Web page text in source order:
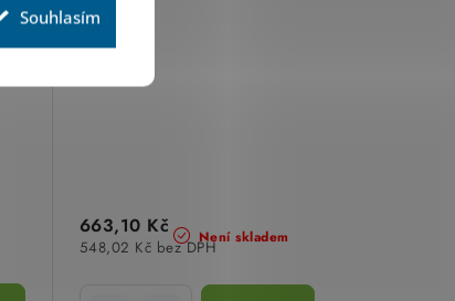
Souhlasím
Není skladem
548,02 Kč bez DPH
663,10 Kč